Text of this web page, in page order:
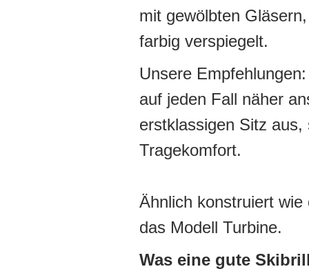
mit gewölbten
farbig verspiegelt.
Unsere
auf jeden Fall näher
erstklassigen Sitz
Tragekomfort.
Ähnlich konstruiert wie
das Modell Turbine.
Was eine gute